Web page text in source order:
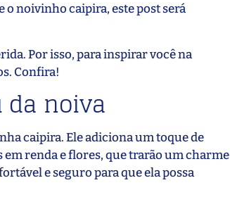
o noivinho caipira, este post será
Por isso, para inspirar você na
Confira!
noiva
caipira. Ele adiciona um toque de
em renda e flores, que trarão um charme
e seguro para que ela possa